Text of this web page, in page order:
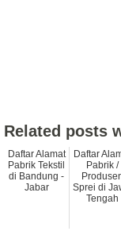
Related posts
Daftar Alamat
Pabrik Tekstil
di Bandung -
Jabar
Daftar
Pabrik /
Sprei di
Tengah